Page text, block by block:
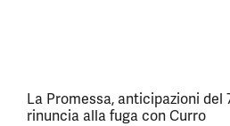
La Promessa, anticipazioni del
rinuncia alla fuga con Curro